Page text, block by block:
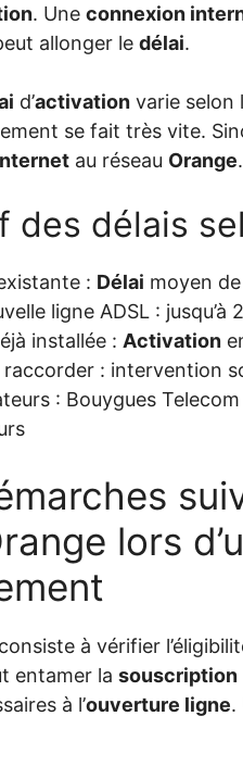
. Une connexion
allonger le délai.
d’activation varie selon
se fait très vite.
au réseau Orange.
des délais
: Délai moyen
ligne ADSL : jusqu’à
installée : Activation
: intervention
: Bouygues
lors
à vérifier
entamer la souscription
à l’ouverture ligne.